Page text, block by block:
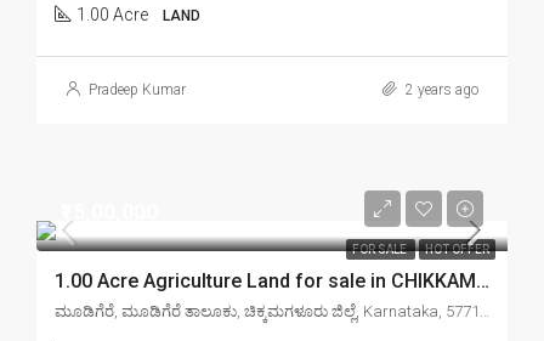
1.00 Acre LAND
Pradeep Kumar 2 years ago
FOR SALE HOT OFFER
1.00 Acre Agriculture Land for sale in CHIKKAMAGALORE Mudigere
ಮೂಡಿಗೆರೆ, ಮೂಡಿಗೆರೆ ತಾಲೂಕು, ಚಿಕ್ಕಮಗಳೂರು ಜಿಲ್ಲೆ, Karnataka, 577132, India